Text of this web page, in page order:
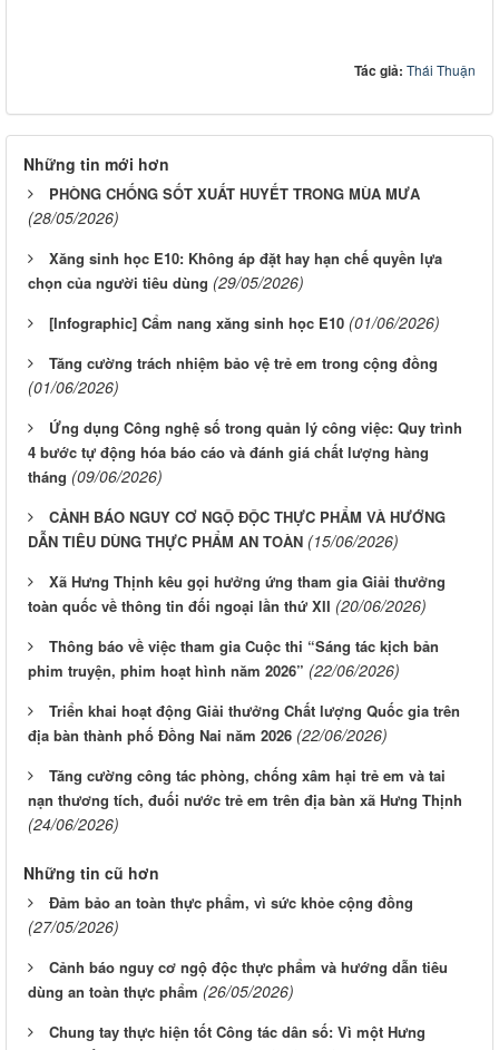
Tác giả: Thái Thuận
Những tin mới hơn
PHÒNG CHỐNG SỐT XUẤT HUYẾT TRONG MÙA MƯA
(28/05/2026)
Xăng sinh học E10: Không áp đặt hay hạn chế quyền lựa
chọn của người tiêu dùng (29/05/2026)
[Infographic] Cẩm nang xăng sinh học E10 (01/06/2026)
Tăng cường trách nhiệm bảo vệ trẻ em trong cộng đồng
(01/06/2026)
Ứng dụng Công nghệ số trong quản lý công việc: Quy trình
4 bước tự động hóa báo cáo và đánh giá chất lượng hàng
tháng (09/06/2026)
CẢNH BÁO NGUY CƠ NGỘ ĐỘC THỰC PHẨM VÀ HƯỚNG
DẪN TIÊU DÙNG THỰC PHẨM AN TOÀN (15/06/2026)
Xã Hưng Thịnh kêu gọi hưởng ứng tham gia Giải thưởng
toàn quốc về thông tin đối ngoại lần thứ XII (20/06/2026)
Thông báo về việc tham gia Cuộc thi “Sáng tác kịch bản
phim truyện, phim hoạt hình năm 2026” (22/06/2026)
Triển khai hoạt động Giải thưởng Chất lượng Quốc gia trên
địa bàn thành phố Đồng Nai năm 2026 (22/06/2026)
Tăng cường công tác phòng, chống xâm hại trẻ em và tai
nạn thương tích, đuối nước trẻ em trên địa bàn xã Hưng Thịnh
(24/06/2026)
Những tin cũ hơn
Đảm bảo an toàn thực phẩm, vì sức khỏe cộng đồng
(27/05/2026)
Cảnh báo nguy cơ ngộ độc thực phẩm và hướng dẫn tiêu
dùng an toàn thực phẩm (26/05/2026)
Chung tay thực hiện tốt Công tác dân số: Vì một Hưng